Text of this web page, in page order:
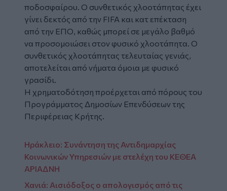
ποδοσφαίρου. Ο συνθετικός χλοοτάπητας έχει
γίνει δεκτός από την FIFA και κατ επέκταση
από την ΕΠΟ, καθώς μπορεί σε μεγάλο βαθμό
να προσομοιώσει στον φυσικό χλοοτάπητα. Ο
συνθετικός χλοοτάπητας τελευταίας γενιάς,
αποτελείται από νήματα όμοια με φυσικό
γρασίδι.
Η χρηματοδότηση προέρχεται από πόρους του
Προγράμματος Δημοσίων Επενδύσεων της
Περιφέρειας Κρήτης.
Ηράκλειο: Συνάντηση της Αντιδημαρχίας
Κοινωνικών Υπηρεσιών με στελέχη του ΚΕΘΕΑ
ΑΡΙΑΔΝΗ
Χανιά: Αισιόδοξος ο απολογισμός από τις